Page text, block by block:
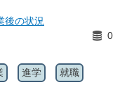
後の状況
0
進学 就職